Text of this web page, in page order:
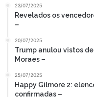
23/07/2025
Revelados os
–
20/07/2025
Trump anulou vistos
Moraes –
25/07/2025
Happy Gilmore 2:
confirmadas –